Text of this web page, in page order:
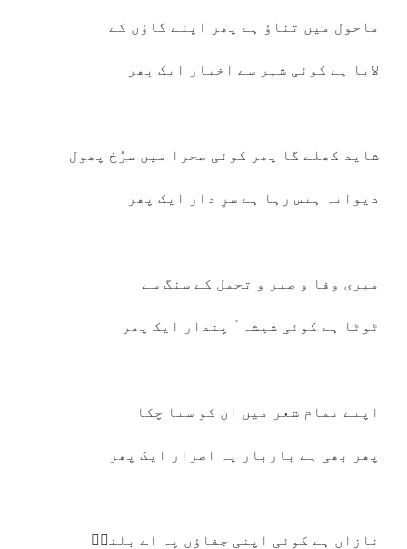
ماحول میں تناؤ ہے پھر اپنے گاؤں کے
لایا ہے کوئی شہر سے اخبار ایک پھر
شاید کھلے گا پھر کوئی صحرا میں سرُخ پھول
دیوانہ ہنس رہا ہے سرِ دار ایک پھر
میری وفا و صبر و تحمل کے سنگ سے
ٹوٹا ہے کوئی شیشہ ٔ پندار ایک پھر
اپنے تمام شعر میں ان کو سنا چکا
پھر بھی ہے باربار یہ اصرار ایک پھر
نازاں ہے کوئی اپنی جفاؤں پہ اے بلندؔ